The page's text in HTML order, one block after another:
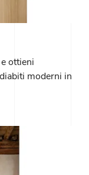
ottieni
moderni in